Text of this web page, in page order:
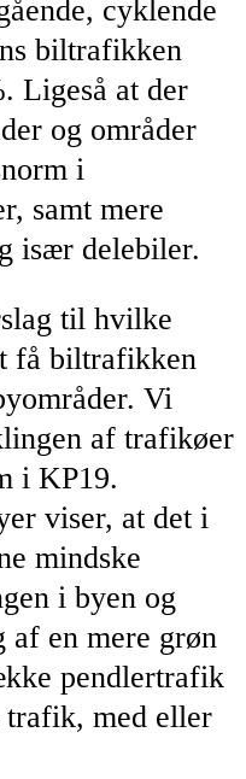
cyklende
biltrafikken
Ligeså at der
og områder
i
samt mere
især delebiler.
til hvilke
få biltrafikken
Vi
af trafikøer
i KP19.
viser, at det i
mindske
i byen og
en mere grøn
pendlertrafik
med eller